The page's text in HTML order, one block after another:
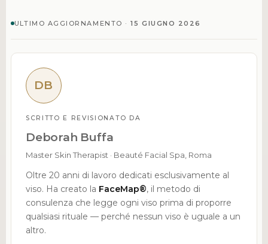
ULTIMO AGGIORNAMENTO ·15 GIUGNO 2026
DB
SCRITTO E REVISIONATO DA
Deborah Buffa
Master Skin Therapist · Beauté Facial Spa, Roma
Oltre 20 anni di lavoro dedicati esclusivamente al
viso. Ha creato la FaceMap®, il metodo di
consulenza che legge ogni viso prima di proporre
qualsiasi rituale — perché nessun viso è uguale a un
altro.